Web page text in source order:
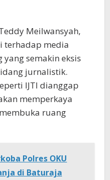
Meilwansyah,
terhadap media
semakin eksis
jurnalistik.
IJTI dianggap
memperkaya
ruang
Polres OKU
di Baturaja